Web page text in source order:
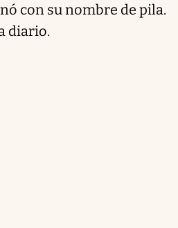
con su nombre de pila.
diario.